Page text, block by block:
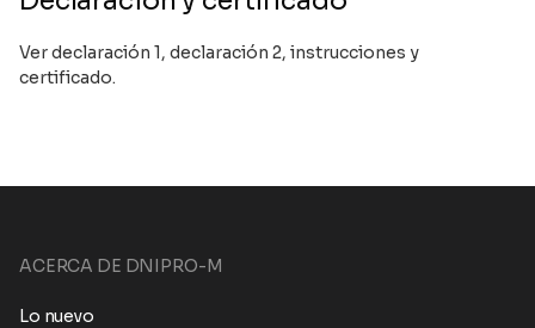
Ver declaración 1, declaración 2, instrucciones y
certificado.
ACERCA DE DNIPRO-M
Lo nuevo